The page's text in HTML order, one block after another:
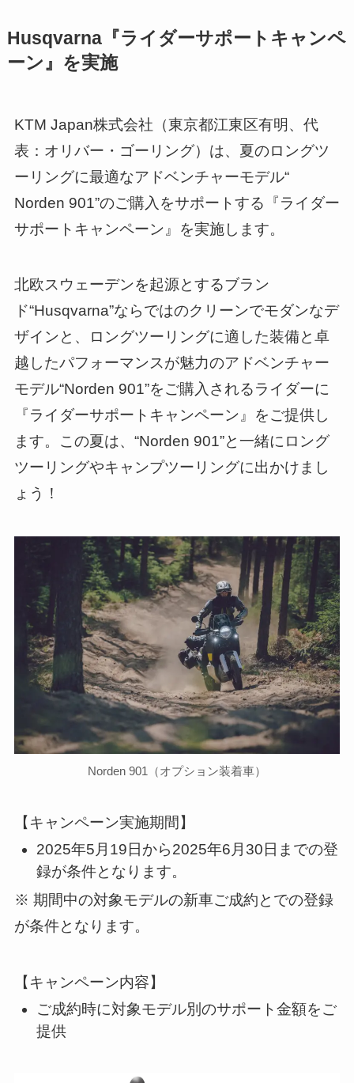
Husqvarna『ライダーサポートキャンペ
ーン』を実施
KTM Japan株式会社（東京都江東区有明、代
表：オリバー・ゴーリング）は、夏のロングツ
ーリングに最適なアドベンチャーモデル“
Norden 901”のご購入をサポートする『ライダー
サポートキャンペーン』を実施します。
北欧スウェーデンを起源とするブラン
ド“Husqvarna”ならではのクリーンでモダンなデ
ザインと、ロングツーリングに適した装備と卓
越したパフォーマンスが魅力のアドベンチャー
モデル“Norden 901”をご購入されるライダーに
『ライダーサポートキャンペーン』をご提供し
ます。この夏は、“Norden 901”と一緒にロング
ツーリングやキャンプツーリングに出かけまし
ょう！
Norden 901（オプション装着車）
【キャンペーン実施期間】
2025年5月19日から2025年6月30日までの登
録が条件となります。
※ 期間中の対象モデルの新車ご成約とでの登録
が条件となります。
【キャンペーン内容】
ご成約時に対象モデル別のサポート金額をご
提供